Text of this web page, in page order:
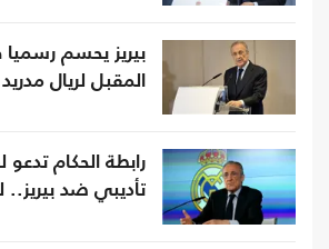
بيريز يحسم
المقبل لريال مدريد
رابطة الحكام تدعو
تأديبي ضد بيريز..